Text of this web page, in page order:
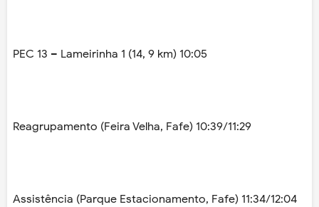
PEC 13 – Lameirinha 1 (14, 9 km) 10:05
Reagrupamento (Feira Velha, Fafe) 10:39/11:29
Assistência (Parque Estacionamento, Fafe) 11:34/12:04